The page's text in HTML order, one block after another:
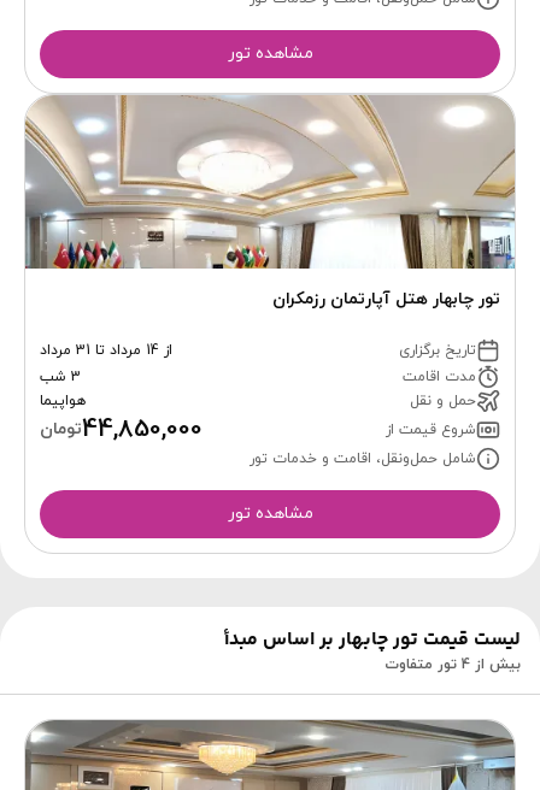
مشاهده تور
تور چابهار هتل آپارتمان رزمکران
تاریخ برگزاری
از 14 مرداد تا 31 مرداد
مدت اقامت
3 شب
حمل و نقل
هواپیما
شروع قیمت از
44,850,000تومان
شامل حمل‌ونقل، اقامت و خدمات تور
مشاهده تور
لیست قیمت تور چابهار بر اساس مبدأ
بیش از 4 تور متفاوت